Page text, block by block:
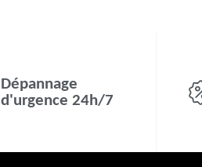
Dépannage
d'urgence 24h/7